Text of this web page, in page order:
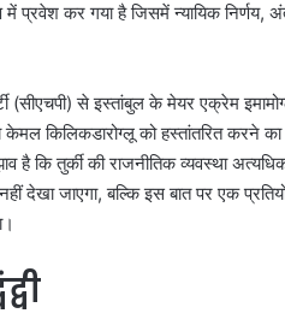
प्रवेश कर गया है जिसमें न्यायिक निर्णय,
(सीएचपी) से इस्तांबुल के मेयर एक्रेम
केमल किलिकडारोग्लू को हस्तांतरित करने
है कि तुर्की की राजनीतिक व्यवस्था
देखा जाएगा, बल्कि इस बात पर एक